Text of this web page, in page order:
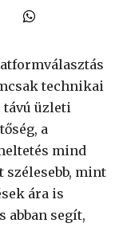
technikai
távú üzleti
a
mind
szélesebb, mint
ára is
abban segít,